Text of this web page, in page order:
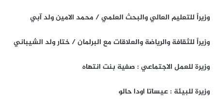
وزيراً للتعليم العالي والبحث العلمي / محمد الامين ولد آبي
وزيراً للثقافة والرياضة والعلاقات مع البرلمان / ختار ولد الشيباني
وزيرة للعمل الاجتماعي : صفية بنت انتهاه
وزيرة للبيئة : عيساتا اودا حالو